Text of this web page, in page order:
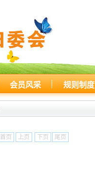
会员风采 规则制度
首页 上页 下页 尾页